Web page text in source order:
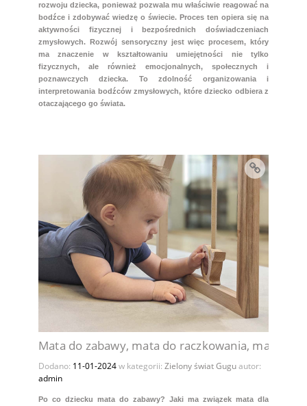
rozwoju dziecka, ponieważ pozwala mu właściwie reagować na
bodźce i zdobywać wiedzę o świecie. Proces ten opiera się na
aktywności fizycznej i bezpośrednich doświadczeniach
zmysłowych. Rozwój sensoryczny jest więc procesem, który
ma znaczenie w kształtowaniu umiejętności nie tylko
fizycznych, ale również emocjonalnych, społecznych i
poznawczych dziecka. To zdolność organizowania i
interpretowania bodźców zmysłowych, które dziecko odbiera z
otaczającego go świata.
Mata do zabawy, mata do raczkowania, mata
Dodano: 11-01-2024w kategorii: Zielony świat Guguautor:
admin
Po co dziecku mata do zabawy? Jaki ma związek mata dla